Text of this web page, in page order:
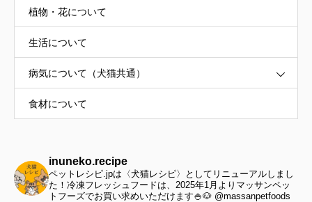
植物・花について
生活について
病気について（犬猫共通）
食材について
inuneko.recipe
ペットレシピ.jpは〈犬猫レシピ〉としてリニューアルしまし
た！冷凍フレッシュフードは、2025年1月よりマッサンペッ
トフーズでお買い求めいただけます🍚🐶 @massanpetfoods